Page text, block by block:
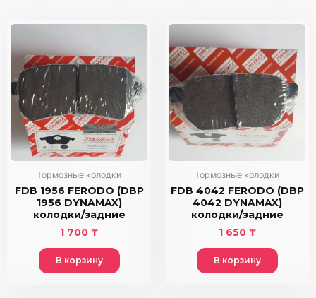
передние
Тормозные колодки
FDB 1956 FERODO (DBP
1956 DYNAMAX)
колодки/задние
1 700 ₸
В корзину
Тормозные колодки
FDB 4042 FERODO (DBP
4042 DYNAMAX)
колодки/задние
1 650 ₸
В корзину